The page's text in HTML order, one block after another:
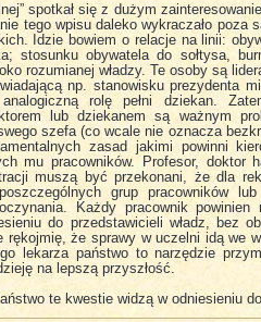
spotkał się z dużym
tego wpisu daleko wykraczało poza
Idzie bowiem o relacje na linii:
stosunku obywatela do sołtysa,
rozumianej władzy. Te osoby są
np. stanowisku prezydenta
analogiczną rolę pełni dziekan.
lub dziekanem są ważnym
szefa (co wcale nie oznacza
zasad jakimi powinni
mu pracowników. Profesor, doktor
muszą być przekonani, że dla
grup pracowników
Każdy pracownik
do przedstawicieli władz, bez
rękojmię, że sprawy w uczelni idą we
lekarza państwo to narzędzie
na lepszą przyszłość.
te kwestie widzą w odniesieniu